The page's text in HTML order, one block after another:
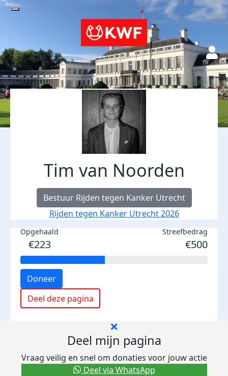
Tim van Noorden
Bestuur Rijden tegen Kanker Utrecht
Rijden tegen Kanker Utrecht 2026
Opgehaald
€223
Streefbedrag
€500
Doneer
Deel deze pagina
Deel mijn pagina
Vraag veilig en snel om donaties voor jouw actie
Deel via WhatsApp